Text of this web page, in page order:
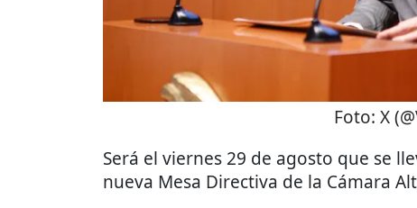
Foto: X
Será el viernes 29 de agosto que se
nueva Mesa Directiva de la Cámara